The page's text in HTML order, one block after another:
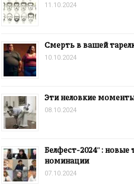
11.10.2024
Смерть в вашей
10.10.2024
Эти неловкие
08.10.2024
Белфест-2024″: новые
номинации
07.10.2024